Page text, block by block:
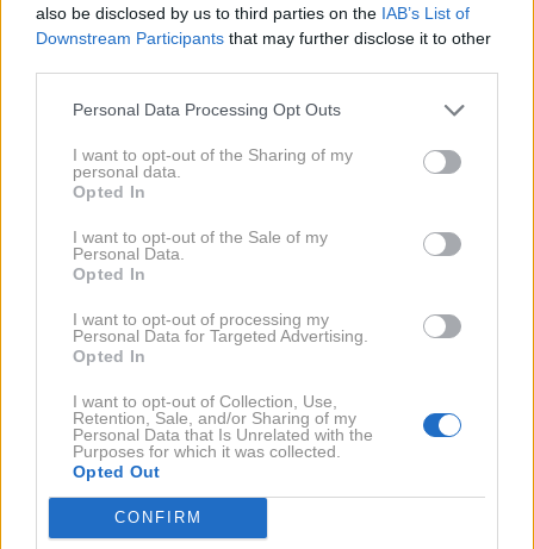
also be disclosed by us to third parties on the IAB’s List of
Downstream Participants that may further disclose it to other
Personal Data Processing Opt Outs
I want to opt-out of the Sharing of my
personal data.
Opted In
I want to opt-out of the Sale of my
Personal Data.
Opted In
I want to opt-out of processing my
Personal Data for Targeted Advertising.
Opted In
I want to opt-out of Collection, Use,
Retention, Sale, and/or Sharing of my
Personal Data that Is Unrelated with the
Purposes for which it was collected.
Opted Out
CONFIRM
Prava izbira je prava velikost
da si pri nakupu nedrčka vzamemo čas in poiščemo
strokovno pomoč.
Prvi korak pomerjanja je
meritev podprsnega
čezprsnega obsega, ki določa globino košarice (npr.
B, C, D).
Kljub temu same š tevilke pogosto niso dovolj.
Analize so namreč pokazale, da kar
slabo prilegajoče nedrčke